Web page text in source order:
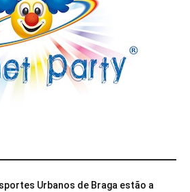
Urbanos de Braga estão a